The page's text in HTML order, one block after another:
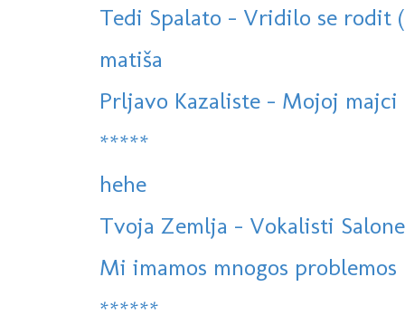
Tedi Spalato - Vridilo se rodit
matiša
Prljavo Kazaliste - Mojoj majci
*****
hehe
Tvoja Zemlja - Vokalisti Salone
Mi imamos mnogos problemos
******